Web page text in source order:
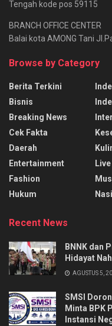
Tengah kode pos 59115
BRANCH OFFICE CENTER
Balai kota AMONG Tani
Browse by Category
Berita Terkini
Bisnis
Breaking News
Cek Fakta
Daerah
Entertainment
Fashion
Hukum
Recent News
BNNK dan
Hidayat
AGUSTUS 5,
SMSI
Minta BPK
Instansi